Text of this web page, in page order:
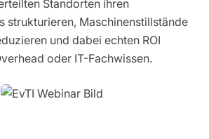
Standorten ihren
strukturieren, Maschinenstillstände
und dabei echten ROI
oder IT-Fachwissen.